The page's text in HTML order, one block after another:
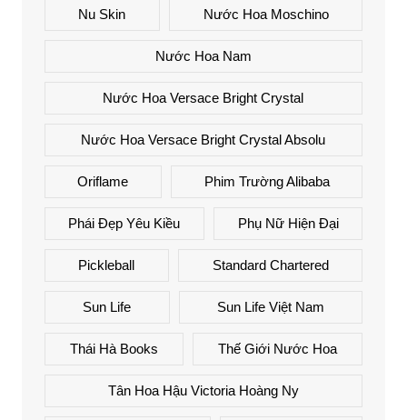
Nu Skin Nước Hoa Moschino
Nước Hoa Nam
Nước Hoa Versace Bright Crystal
Nước Hoa Versace Bright Crystal Absolu
Oriflame Phim Trường Alibaba
Phái Đẹp Yêu Kiều Phụ Nữ Hiện Đại
Pickleball Standard Chartered
Sun Life Sun Life Việt Nam
Thái Hà Books Thế Giới Nước Hoa
Tân Hoa Hậu Victoria Hoàng Ny